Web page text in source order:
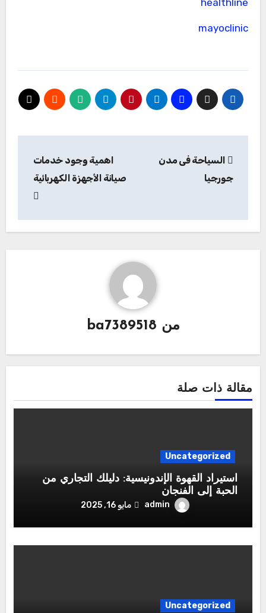
healthline
mayoclinic
المقالات
السياحة فى مدن
جورجيا
اهمية وجود خدمات
صيانة الأجهزة الكهربائية
من ba7389518
مقالة ذات صلة
Uncategorized
استيراد القهوة الإندونيسية: دليلك التجاري من
الحبة إلى الفنجان
admin مايو 16, 2025
Uncategorized